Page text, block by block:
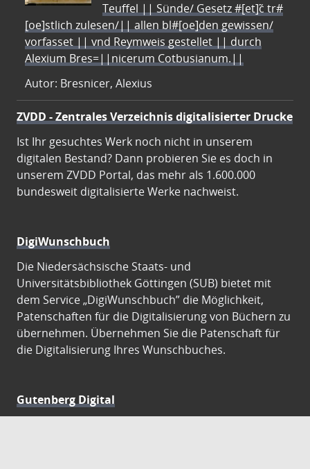
Teuffel || Sünde/ Gesetz #[et]c̃ tr#
[oe]stlich zulesen/|| allen bl#[oe]den gewissen/
vorfasset || vnd Reymweis gestellet || durch
Alexium Bres=||nicerum Cotbusianum.||
Autor: Bresnicer, Alexius
ZVDD - Zentrales Verzeichnis digitalisierter Drucke
Ist Ihr gesuchtes Werk noch nicht in unserem
digitalen Bestand? Dann probieren Sie es doch in
unserem ZVDD Portal, das mehr als 1.600.000
bundesweit digitalisierte Werke nachweist.
DigiWunschbuch
Die Niedersächsische Staats- und
Universitätsbibliothek Göttingen (SUB) bietet mit
dem Service „DigiWunschbuch” die Möglichkeit,
Patenschaften für die Digitalisierung von Büchern zu
übernehmen. Übernehmen Sie die Patenschaft für
die Digitalisierung Ihres Wunschbuches.
Gutenberg Digital